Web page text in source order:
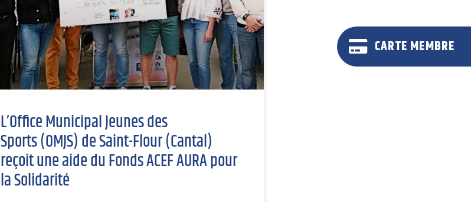
CARTE MEMBRE
L’Office Municipal Jeunes des
Sports (OMJS) de Saint-Flour (Cantal)
reçoit une aide du Fonds ACEF AURA pour
la Solidarité